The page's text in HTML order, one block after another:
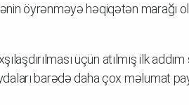
öyrənməyə həqiqətən marağı
üçün atılmış ilk addım
barədə daha çox məlumat